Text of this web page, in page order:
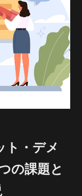
ト・デメ
の課題と